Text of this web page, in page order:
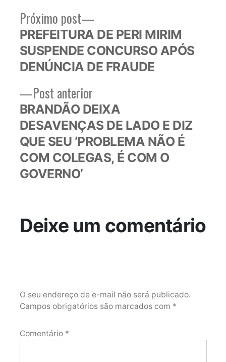
Navegação
de
Post
Post anteriorPost
anterior:
BRANDÃO DEIXA
DESAVENÇAS DE LADO E DIZ
QUE SEU ‘PROBLEMA NÃO É
COM COLEGAS, É COM O
GOVERNO’
Próximo post
Próximo
post:
PREFEITURA DE PERI MIRIM
SUSPENDE CONCURSO APÓS
DENÚNCIA DE FRAUDE
Deixe um comentário
O seu endereço de e-mail não será publicado.
Campos obrigatórios são marcados com *
Comentário *